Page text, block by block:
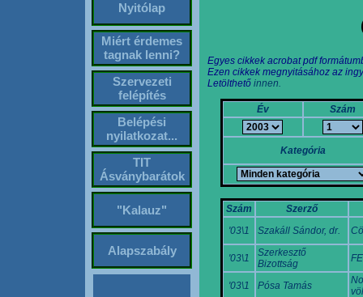
Nyitólap
Miért érdemes
tagnak lenni?
Szervezeti
felépítés
Belépési
nyilatkozat...
TIT
Ásványbarátok
"Kalauz"
Alapszabály
Egyes cikkek acrobat pdf
Ezen cikkek megnyitásához az
Letölthető innen.
Év Szám
Kategória
Szám
Szerző
'03\1
Szakáll Sándor, dr.
'03\1
Szerkesztő
Bizottság
'03\1 Pósa Tamás